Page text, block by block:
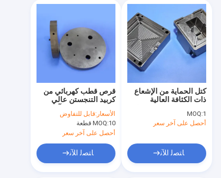
قرص قطب كهربائي من
كربيد التنجستن عالي
الصلابة ومقاوم للتآكل مع
موصلية كهربائية ممتازة
الأسعار:قابل للتفاوض
MOQ:10 قطعة
أحصل على آخر سعر
ﺎﺘﺼﻟ ﺍﻶﻧ
كتل الحماية من الإشعاع
ذات الكثافة العالية
التنغستن
MOQ:1
أحصل على آخر سعر
ﺎﺘﺼﻟ ﺍﻶﻧ